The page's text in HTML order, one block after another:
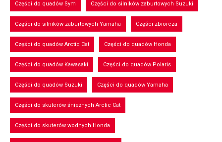
Części do quadów Sym Części do silników zaburtowych Suzuki
Części do silników zaburtowych Yamaha Części zbiorcza
Części do quadów Arctic Cat Części do quadów Honda
Części do quadów Kawasaki Części do quadów Polaris
Części do quadów Suzuki Części do quadów Yamaha
Części do skuterów śnieżnych Arctic Cat
Części do skuterów wodnych Honda